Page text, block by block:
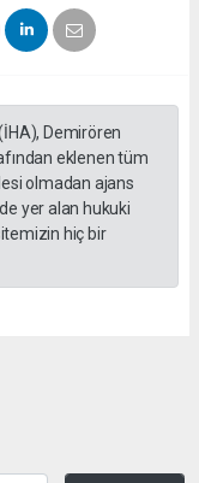
Demirören
eklenen tüm
olmadan ajans
yer alan hukuki
hiç bir